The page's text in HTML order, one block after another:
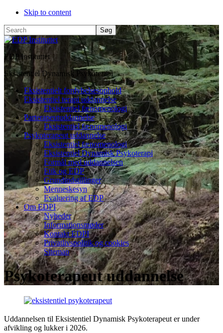
Skip to content
Search
EDP Instituttet
Eksistentiel Dynamisk Psykoterapi
Eksistentielt fordybelsesophold
Eksistentiel terapi uddannelse
Eksistentiel fænomenologi
Parterapeutuddannelse
Eksistentiel fænomenologi
Psykoterapeut uddannelse
Eksistentiel fænomenologi
Eksistentiel Dynamisk Psykoterapi
Formål med uddannelsen
Etik og EDP
Grundindstillinger
Menneskesyn
Evaluering af EDP
Om EDPI
Nyheder
Informationsmøder
Kontakt EDPI
Privatlivspolitik og cookies
Sitemap
Psykoterapeut uddannelse
Uddannelsen til Eksistentiel Dynamisk Psykoterapeut er under
afvikling og lukker i 2026.